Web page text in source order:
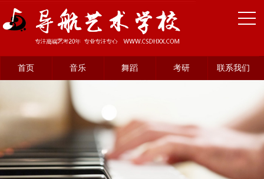
首页 音乐 舞蹈 考研 联系我们